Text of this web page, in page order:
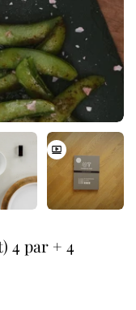
4 par + 4